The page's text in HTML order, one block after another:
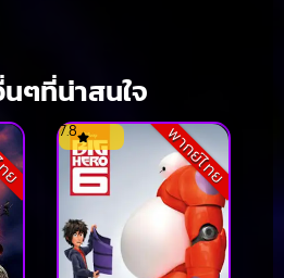
นๆที่น่าสนใจ
ย พากย์ไทย
7.8